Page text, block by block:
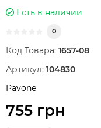
Есть в наличии
0
Код Товара: 1657-08
Артикул: 104830
Pavone
755 грн